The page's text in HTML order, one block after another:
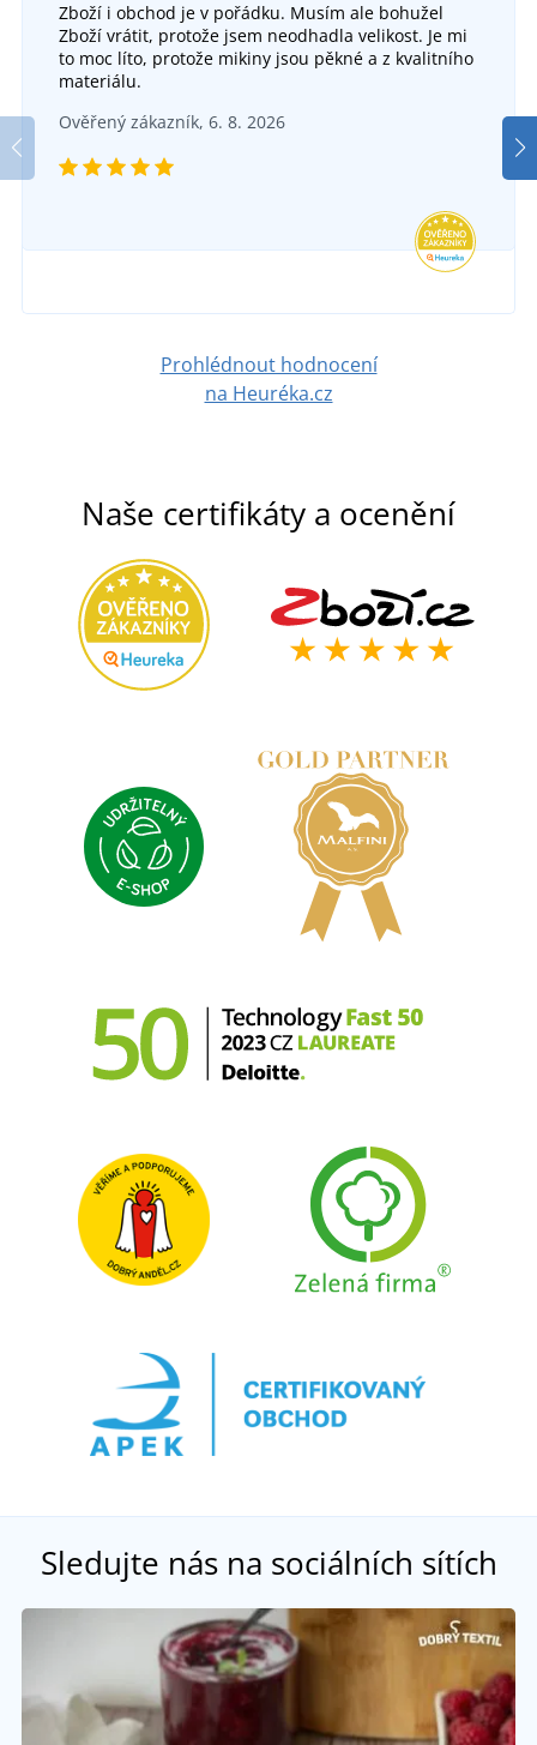
Zboží i obchod je v pořádku. Musím ale bohužel
Zboží vrátit, protože jsem neodhadla velikost. Je mi
to moc líto, protože mikiny jsou pěkné a z kvalitního
materiálu.
Ověřený zákazník, 6. 8. 2026
Prohlédnout hodnocení
na Heuréka.cz
Naše certifikáty a ocenění
Sledujte nás na sociálních sítích